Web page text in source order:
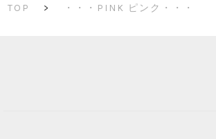
TOP
> ・・・PINK ピンク・・・